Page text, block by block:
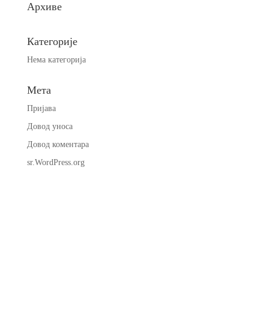
Архиве
Категорије
Нема категорија
Мета
Пријава
Довод уноса
Довод коментара
sr.WordPress.org